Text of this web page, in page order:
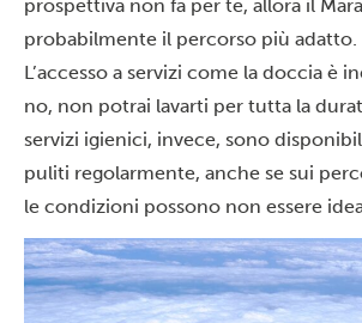
prospettiva non fa per te, allora il
probabilmente il percorso più adatto.
L’accesso a servizi come la doccia è
no, non potrai lavarti per tutta la
servizi igienici, invece, sono
puliti regolarmente, anche se sui
le condizioni possono non essere